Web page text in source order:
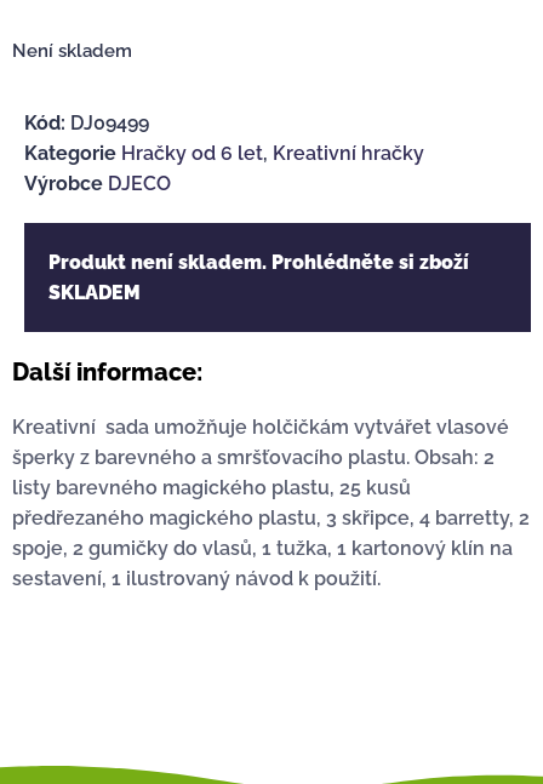
Není skladem
Kód: DJ09499
Kategorie Hračky od 6 let, Kreativní hračky
Výrobce DJECO
Produkt není skladem. Prohlédněte si zboží
SKLADEM
Další informace:
Kreativní sada umožňuje holčičkám vytvářet vlasové
šperky z barevného a smršťovacího plastu. Obsah: 2
listy barevného magického plastu, 25 kusů
předřezaného magického plastu, 3 skřipce, 4 barretty, 2
spoje, 2 gumičky do vlasů, 1 tužka, 1 kartonový klín na
sestavení, 1 ilustrovaný návod k použití.